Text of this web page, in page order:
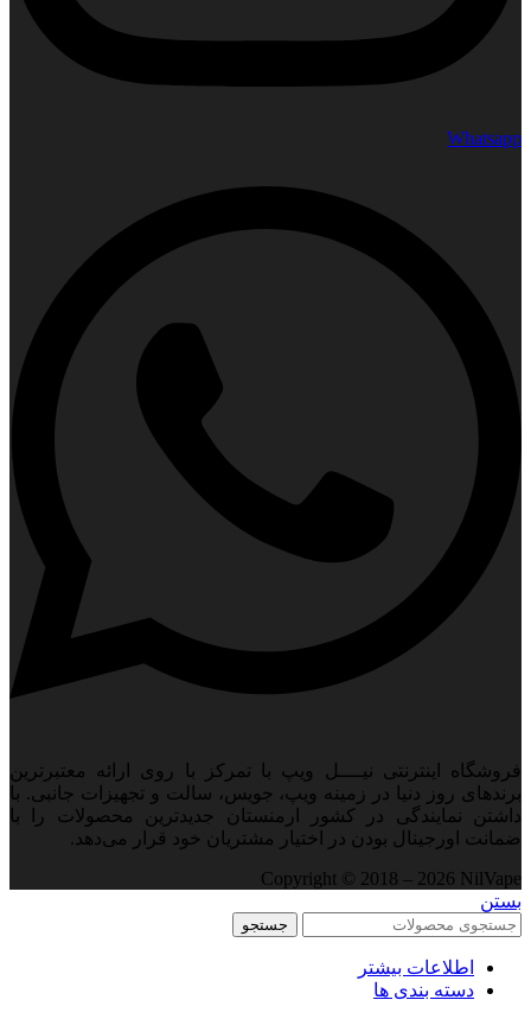
Whatsapp
فروشگاه اینترنتی نیــــل ویپ با تمرکز با روی ارائه معتبرترین
برندهای روز دنیا در زمینه ویپ، جویس، سالت و تجهیزات جانبی. با
داشتن نمایندگی در کشور ارمنستان جدید‌ترین محصولات را با
ضمانت اورجینال بودن در اختیار مشتریان خود قرار می‌دهد.
Copyright © 2018 – 2026 NilVape
بستن
جستجو
اطلاعات بیشتر
دسته بندی ها